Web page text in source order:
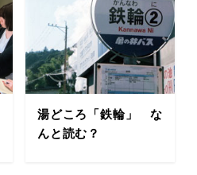
湯どころ「鉄輪」 な
んと読む？